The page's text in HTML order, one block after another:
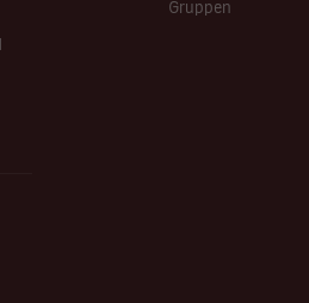
Gruppen